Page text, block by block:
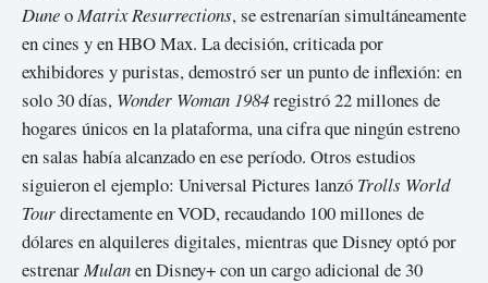
DuneoMatrix Resurrections, se estrenarían simultáneamente
en cines y en HBO Max. La decisión, criticada por
exhibidores y puristas, demostró ser un punto de inflexión: en
solo 30 días, Wonder Woman 1984registró 22 millones de
hogares únicos en la plataforma, una cifra que ningún estreno
en salas había alcanzado en ese período. Otros estudios
siguieron el ejemplo: Universal Pictures lanzó Trolls World
Tourdirectamente en VOD, recaudando 100 millones de
dólares en alquileres digitales, mientras que Disney optó por
estrenarMulanen Disney+ con un cargo adicional de 30